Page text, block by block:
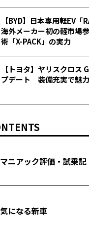
【BYD】日本専用軽EV「
海外メーカー初の軽市場
術「X-PACK」の実力
【トヨタ】ヤリスクロス
プデート 装備充実で魅
マニアック評価・試乗記
気になる新車